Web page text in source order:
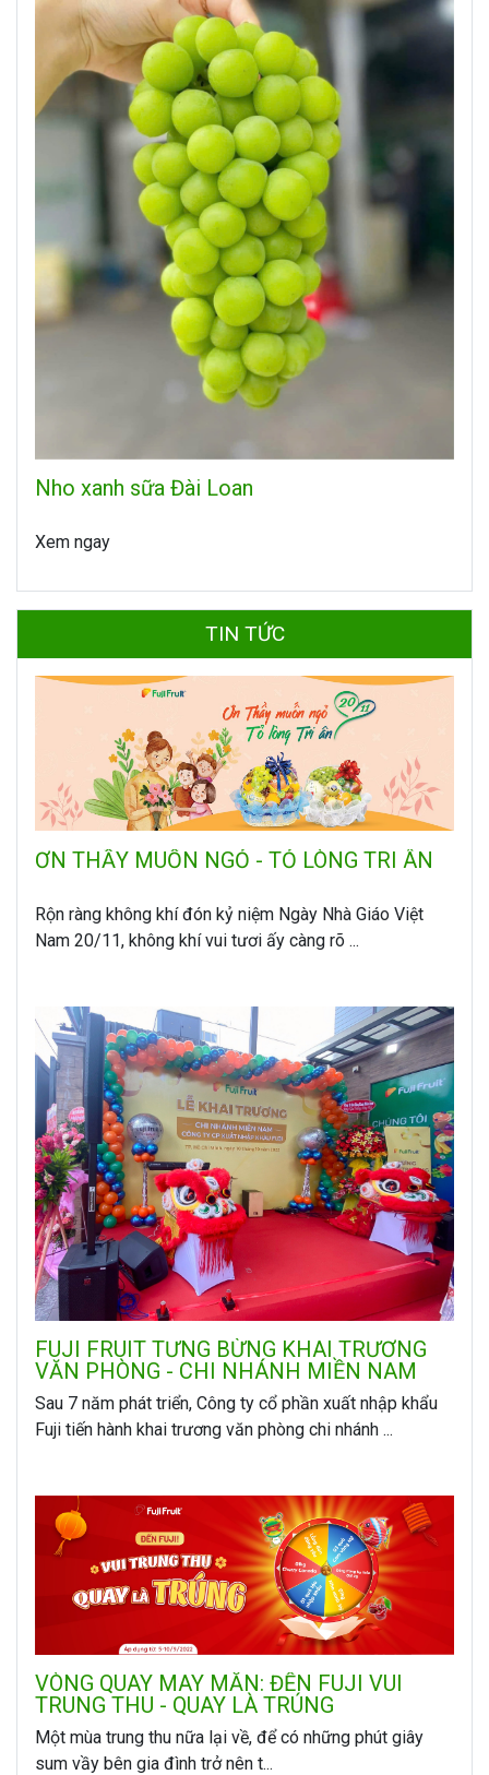
Nho xanh sữa Đài Loan
Xem ngay
TIN TỨC
ƠN THẦY MUỐN NGỎ - TỎ LÒNG TRI ÂN
Rộn ràng không khí đón kỷ niệm Ngày Nhà Giáo Việt
Nam 20/11, không khí vui tươi ấy càng rõ ...
FUJI FRUIT TƯNG BỪNG KHAI TRƯƠNG
VĂN PHÒNG - CHI NHÁNH MIỀN NAM
Sau 7 năm phát triển, Công ty cổ phần xuất nhập khẩu
Fuji tiến hành khai trương văn phòng chi nhánh ...
VÒNG QUAY MAY MẮN: ĐẾN FUJI VUI
TRUNG THU - QUAY LÀ TRÚNG
Một mùa trung thu nữa lại về, để có những phút giây
sum vầy bên gia đình trở nên t...